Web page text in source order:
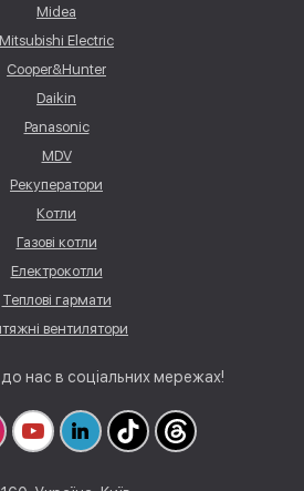
Midea
Mitsubishi Electric
Cooper&Hunter
Daikin
Panasonic
MDV
Рекуператори
Котли
Газові котли
Електрокотли
Теплові гармати
вентилятори
нас в соціальних мережах!